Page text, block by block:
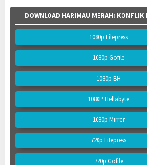
DOWNLOAD HARIMAU MERAH: KONFLIK
1080p Filepress
1080p Gofile
1080p BH
1080P Hellabyte
1080p Mirror
720p Filepress
720p Gofile